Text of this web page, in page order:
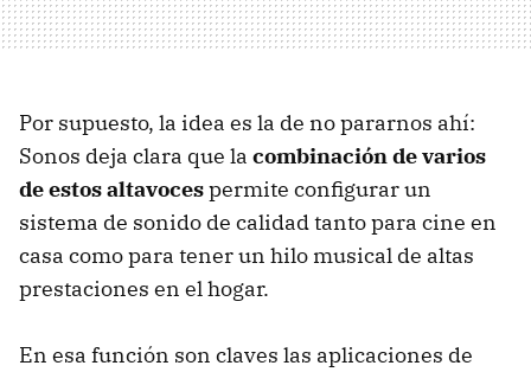
Por supuesto, la idea es la de no pararnos ahí:
Sonos deja clara que la combinación de varios
de estos altavocespermite configurar un
sistema de sonido de calidad tanto para cine en
casa como para tener un hilo musical de altas
prestaciones en el hogar.
En esa función son claves las aplicaciones de